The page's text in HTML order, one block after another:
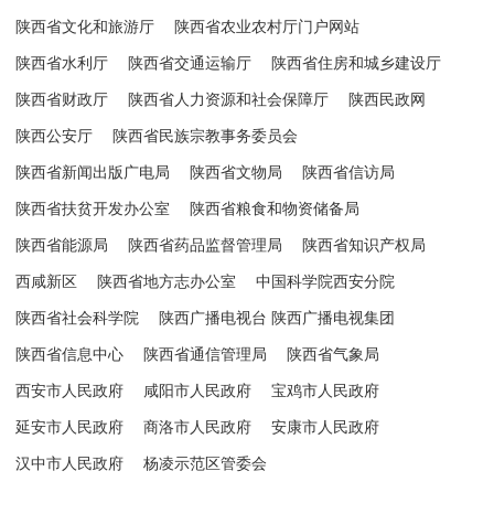
陕西省文化和旅游厅 陕西省农业农村厅门户网站
陕西省水利厅 陕西省交通运输厅 陕西省住房和城乡建设厅
陕西省财政厅 陕西省人力资源和社会保障厅 陕西民政网
陕西公安厅 陕西省民族宗教事务委员会
陕西省新闻出版广电局 陕西省文物局 陕西省信访局
陕西省扶贫开发办公室 陕西省粮食和物资储备局
陕西省能源局 陕西省药品监督管理局 陕西省知识产权局
西咸新区 陕西省地方志办公室 中国科学院西安分院
陕西省社会科学院 陕西广播电视台 陕西广播电视集团
陕西省信息中心 陕西省通信管理局 陕西省气象局
西安市人民政府 咸阳市人民政府 宝鸡市人民政府
延安市人民政府 商洛市人民政府 安康市人民政府
汉中市人民政府 杨凌示范区管委会